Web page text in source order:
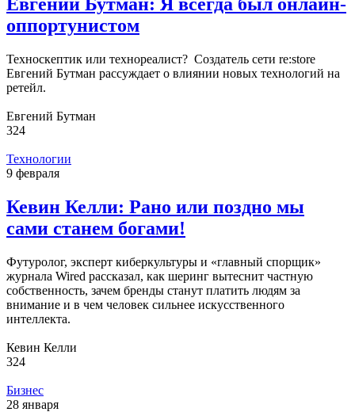
оппортунистом
Техноскептик или технореалист? Создатель сети re:store
Евгений Бутман рассуждает о влиянии новых технологий на
ретейл.
Евгений Бутман
324
Технологии
9 февраля
Кевин Келли: Рано или поздно мы
сами станем богами!
Футуролог, эксперт киберкультуры и «главный спорщик»
журнала Wired рассказал, как шеринг вытеснит частную
собственность, зачем бренды станут платить людям за
внимание и в чем человек сильнее искусственного
интеллекта.
Кевин Келли
324
Бизнес
28 января